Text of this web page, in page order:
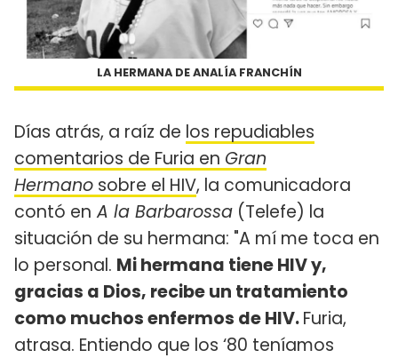
LA HERMANA DE ANALÍA FRANCHÍN
Días atrás, a raíz de los repudiables
comentarios de Furia en Gran
Hermano sobre el HIV, la comunicadora
contó en A la Barbarossa (Telefe) la
situación de su hermana: "A mí me toca en
lo personal. Mi hermana tiene HIV y,
gracias a Dios, recibe un tratamiento
como muchos enfermos de HIV.Furia,
atrasa. Entiendo que los ‘80 teníamos